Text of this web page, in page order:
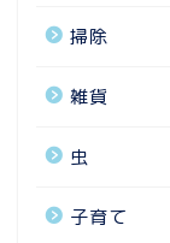
掃除
雑貨
虫
子育て